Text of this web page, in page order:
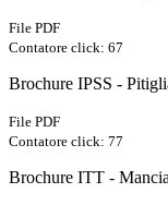
File PDF
Contatore click: 67
Brochure IPSS -
File PDF
Contatore click: 77
Brochure ITT -